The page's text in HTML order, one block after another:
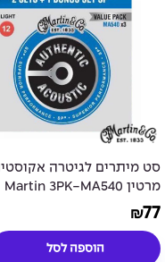
מרטין Martin 3PK-MA540
Phosphor Bronze Acoustic
₪77
הוספה לסל